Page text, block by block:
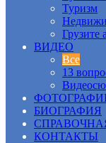
Туризм
Грузите
ВИДЕО
Все
13
БИОГРАФИЯ
КОНТАКТЫ